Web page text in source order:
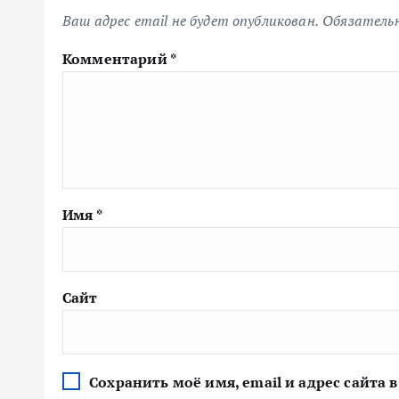
Ваш адрес email не будет опубликован.
Комментарий*
Имя *
Сайт
Сохранить моё имя, email и адрес сайта